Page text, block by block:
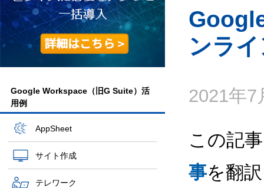
Google Workspace（旧G Suite）活
用例
AppSheet
サイト作成
テレワーク
ンラ
2021年7
この記
事を翻